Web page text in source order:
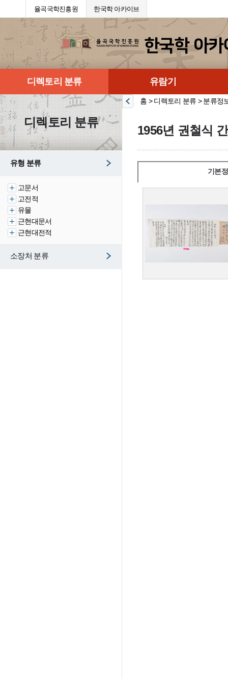
율곡국학진흥원 한국학 아카이브
디렉토리 분류 유람기
디렉토리 분류
유형 분류
고문서
고전적
유물
근현대문서
근현대전적
소장처 분류
홈 > 디렉토리 분류 > 분류정
1956년 권철식
기본